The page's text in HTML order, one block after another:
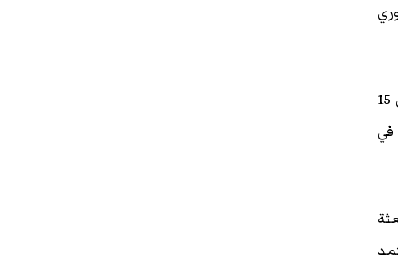
وشدد رئيس الوزراء على أن تجربة الصومال تؤكد على أهمية التمويل المستدام لحفظ السلام لأكثر من 15
في
بعثة